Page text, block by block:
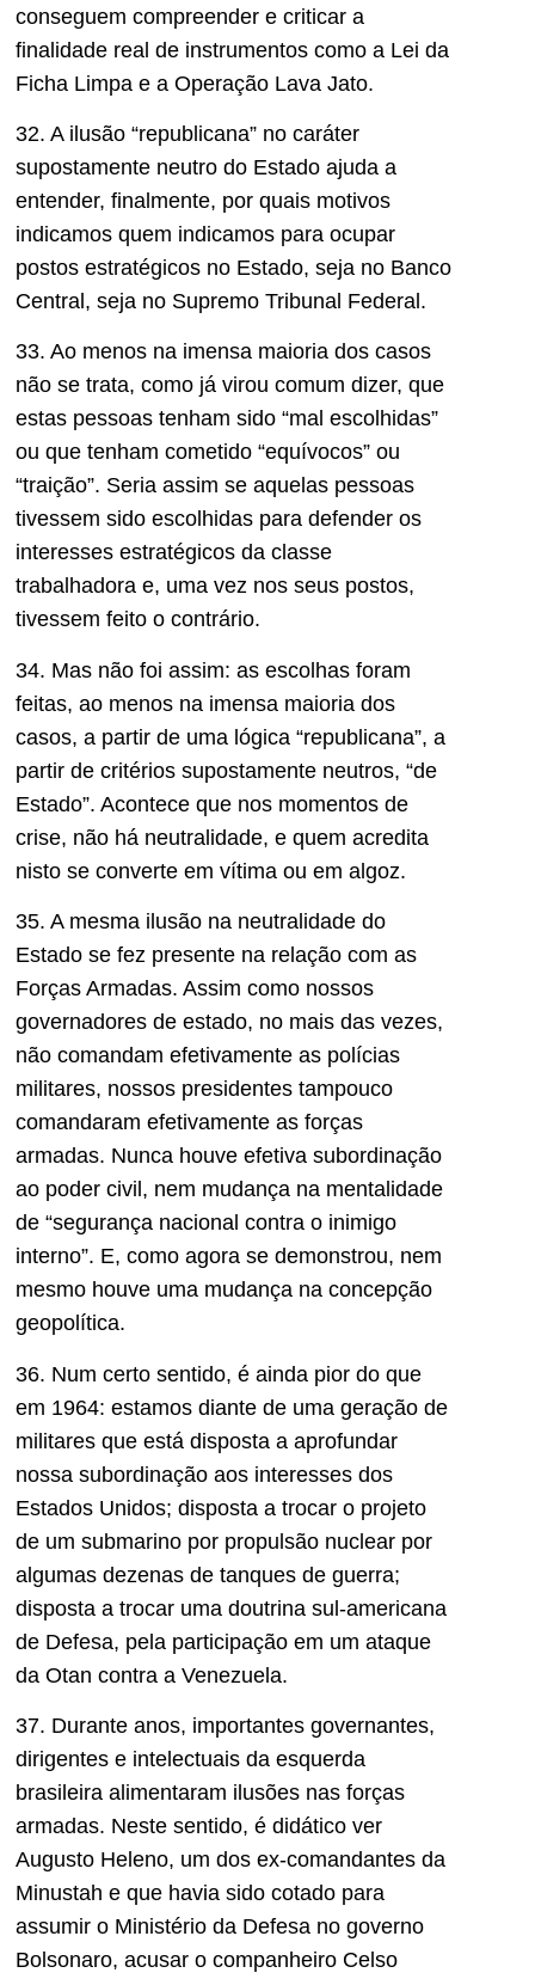
conseguem compreender e criticar a
finalidade real de instrumentos como a Lei da
Ficha Limpa e a Operação Lava Jato.
32. A ilusão “republicana” no caráter
supostamente neutro do Estado ajuda a
entender, finalmente, por quais motivos
indicamos quem indicamos para ocupar
postos estratégicos no Estado, seja no Banco
Central, seja no Supremo Tribunal Federal.
33. Ao menos na imensa maioria dos casos
não se trata, como já virou comum dizer, que
estas pessoas tenham sido “mal escolhidas”
ou que tenham cometido “equívocos” ou
“traição”. Seria assim se aquelas pessoas
tivessem sido escolhidas para defender os
interesses estratégicos da classe
trabalhadora e, uma vez nos seus postos,
tivessem feito o contrário.
34. Mas não foi assim: as escolhas foram
feitas, ao menos na imensa maioria dos
casos, a partir de uma lógica “republicana”, a
partir de critérios supostamente neutros, “de
Estado”. Acontece que nos momentos de
crise, não há neutralidade, e quem acredita
nisto se converte em vítima ou em algoz.
35. A mesma ilusão na neutralidade do
Estado se fez presente na relação com as
Forças Armadas. Assim como nossos
governadores de estado, no mais das vezes,
não comandam efetivamente as polícias
militares, nossos presidentes tampouco
comandaram efetivamente as forças
armadas. Nunca houve efetiva subordinação
ao poder civil, nem mudança na mentalidade
de “segurança nacional contra o inimigo
interno”. E, como agora se demonstrou, nem
mesmo houve uma mudança na concepção
geopolítica.
36. Num certo sentido, é ainda pior do que
em 1964: estamos diante de uma geração de
militares que está disposta a aprofundar
nossa subordinação aos interesses dos
Estados Unidos; disposta a trocar o projeto
de um submarino por propulsão nuclear por
algumas dezenas de tanques de guerra;
disposta a trocar uma doutrina sul-americana
de Defesa, pela participação em um ataque
da Otan contra a Venezuela.
37. Durante anos, importantes governantes,
dirigentes e intelectuais da esquerda
brasileira alimentaram ilusões nas forças
armadas. Neste sentido, é didático ver
Augusto Heleno, um dos ex-comandantes da
Minustah e que havia sido cotado para
assumir o Ministério da Defesa no governo
Bolsonaro, acusar o companheiro Celso